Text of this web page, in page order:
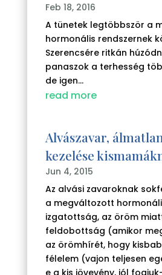
Feb 18, 2016
A tünetek legtöbbször a
hormonális rendszernek
Szerencsére ritkán
panaszok a terhesség
de igen...
read more
Alvászavar,
kezelése
Jun 4, 2015
Az alvási zavaroknak
a megváltozott
izgatottság, az öröm
feldobottság (amikor
az örömhírét, hogy
félelem (vajon teljesen
e a kis jövevény, jól